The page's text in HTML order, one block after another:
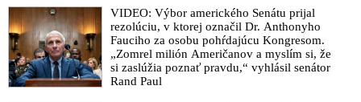
VIDEO: Výbor amerického Senátu prijal
rezolúciu, v ktorej označil Dr. Anthonyho
Fauciho za osobu pohŕdajúcu Kongresom.
„Zomrel milión Američanov a myslím si, že
si zaslúžia poznať pravdu,“ vyhlásil senátor
Rand Paul